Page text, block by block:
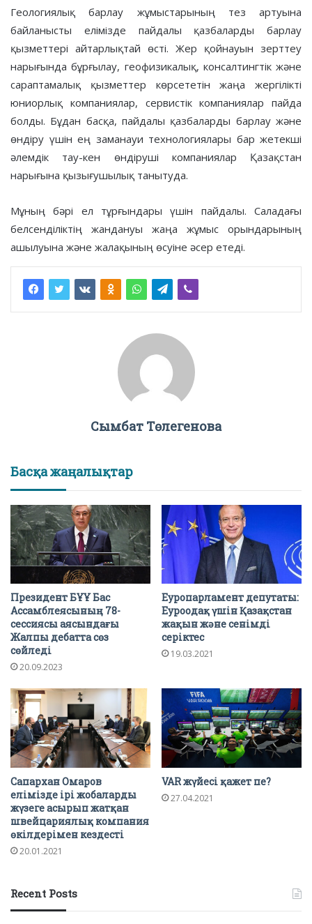
Геологиялық барлау жұмыстарының тез артуына
байланысты елімізде пайдалы қазбаларды барлау
қызметтері айтарлықтай өсті. Жер қойнауын зерттеу
нарығында бұрғылау, геофизикалық, консалтингтік және
сараптамалық қызметтер көрсететін жаңа жергілікті
юниорлық компаниялар, сервистік компаниялар пайда
болды. Бұдан басқа, пайдалы қазбаларды барлау және
өндіру үшін ең заманауи технологиялары бар жетекші
әлемдік тау-кен өндіруші компаниялар Қазақстан
нарығына қызығушылық танытуда.
Мұның бәрі ел тұрғындары үшін пайдалы. Саладағы
белсенділіктің жандануы жаңа жұмыс орындарының
ашылуына және жалақының өсуіне әсер етеді.
Сымбат Төлегенова
Басқа жаңалықтар
Президент БҰҰ Бас
Ассамблеясының 78-
сессиясы аясындағы
Жалпы дебатта сөз
сөйледі
20.09.2023
Еуропарламент депутаты:
Еуроодақ үшін Қазақстан
жақын және сенімді
серіктес
19.03.2021
Сапархан Омаров
елімізде ірі жобаларды
жүзеге асырып жатқан
швейцариялық компания
өкілдерімен кездесті
20.01.2021
VAR жүйесі қажет пе?
27.04.2021
Recent Posts